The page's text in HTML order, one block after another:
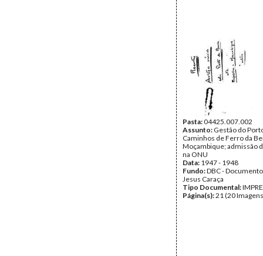
Pasta:04425.007.002
Assunto: Gestão do
Caminhos de Ferro da
Moçambique; admissão
na ONU
Data: 1947 - 1948
Fundo:DBC -
Jesus Caraça
Tipo Documental:
Página(s):21 (20